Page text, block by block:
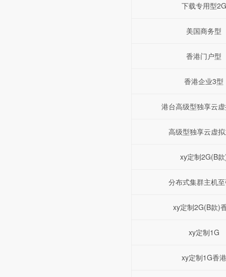
下载专用型2G
美国商务型
香港门户型
香港企业3型
港台高级型独享云
高级型独享云虚
xy定制2G(B
分布式集群主机
xy定制2G(B款)
xy定制1G
xy定制1G香港